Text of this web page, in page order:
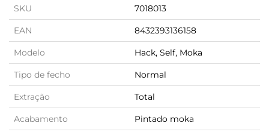
SKU 7018013
EAN 8432393136158
Modelo Hack, Self, Moka
Tipo de fecho Normal
Extração Total
Acabamento Pintado moka